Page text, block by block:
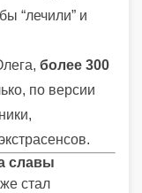
“лечили” и
более 300
по версии
славы
стал